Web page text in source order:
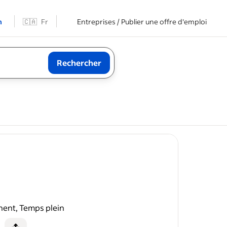
🇨🇦 Fr Entreprises / Publier une offre d'emploi
Rechercher
de soins
Temps plein